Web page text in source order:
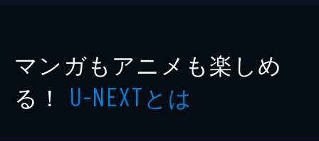
マンガもアニメも楽しめ
る！ U-NEXTとは